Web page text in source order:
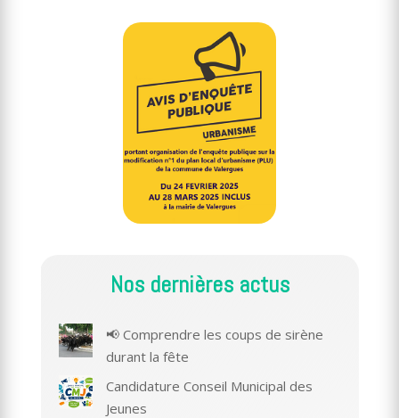
Nos dernières actus
📢 Comprendre les coups de sirène
durant la fête
Candidature Conseil Municipal des
Jeunes